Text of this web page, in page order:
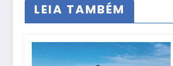
LEIA TAMBÉM